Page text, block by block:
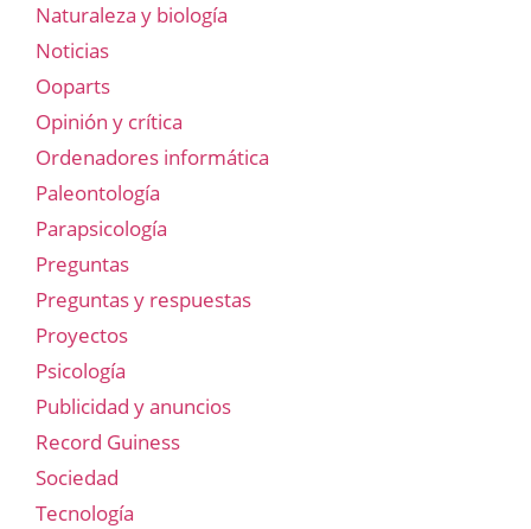
Naturaleza y biología
Noticias
Ooparts
Opinión y crítica
Ordenadores informática
Paleontología
Parapsicología
Preguntas
Preguntas y respuestas
Proyectos
Psicología
Publicidad y anuncios
Record Guiness
Sociedad
Tecnología